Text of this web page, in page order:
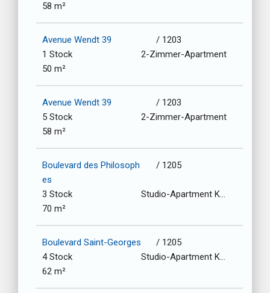
58 m²
Avenue Wendt 39
/ 1203
1 Stock
2-Zimmer-Apartment
50 m²
Avenue Wendt 39
/ 1203
5 Stock
2-Zimmer-Apartment
58 m²
Boulevard des Philosoph
es
/ 1205
3 Stock
Studio-Apartment Kochnische
70 m²
Boulevard Saint-Georges
/ 1205
4 Stock
Studio-Apartment Kochnische
62 m²